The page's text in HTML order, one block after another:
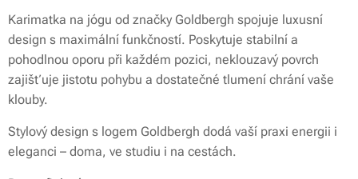
Karimatka na jógu od značky Goldbergh spojuje luxusní
design s maximální funkčností. Poskytuje stabilní a
pohodlnou oporu při každém pozici, neklouzavý povrch
zajišťuje jistotu pohybu a dostatečné tlumení chrání vaše
klouby.
Stylový design s logem Goldbergh dodá vaší praxi energii i
eleganci – doma, ve studiu i na cestách.